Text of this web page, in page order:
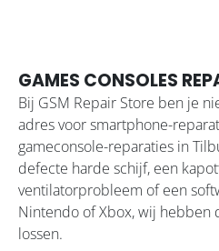
GAMES CONSOLES
Bij GSM Repair Store ben je
adres voor smartphone-
gameconsole-reparaties in
defecte harde schijf, een
ventilatorprobleem of een
Nintendo of Xbox, wij hebben
lossen.